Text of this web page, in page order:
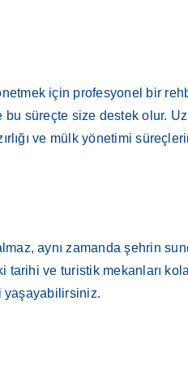
için profesyonel bir
bu süreçte size destek olur.
ve mülk yönetimi
aynı zamanda şehrin
tarihi ve turistik mekanları
yaşayabilirsiniz.